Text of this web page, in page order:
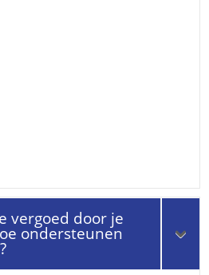
vergoed door je
ondersteunen